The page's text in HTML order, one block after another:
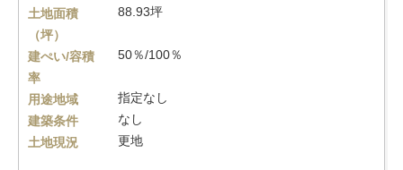
土地面積
（坪）
88.93坪
建ぺい/容積
率
50％/100％
用途地域
指定なし
建築条件
なし
土地現況
更地